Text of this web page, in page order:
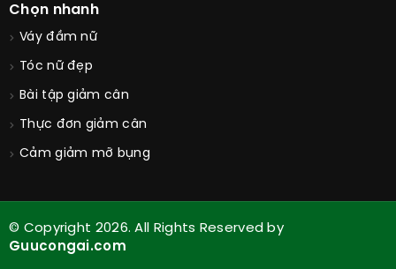
Chọn nhanh
Váy đầm nữ
Tóc nữ đẹp
Bài tập giảm cân
Thực đơn giảm cân
Cảm giảm mỡ bụng
© Copyright 2026. All Rights Reserved by
Guucongai.com